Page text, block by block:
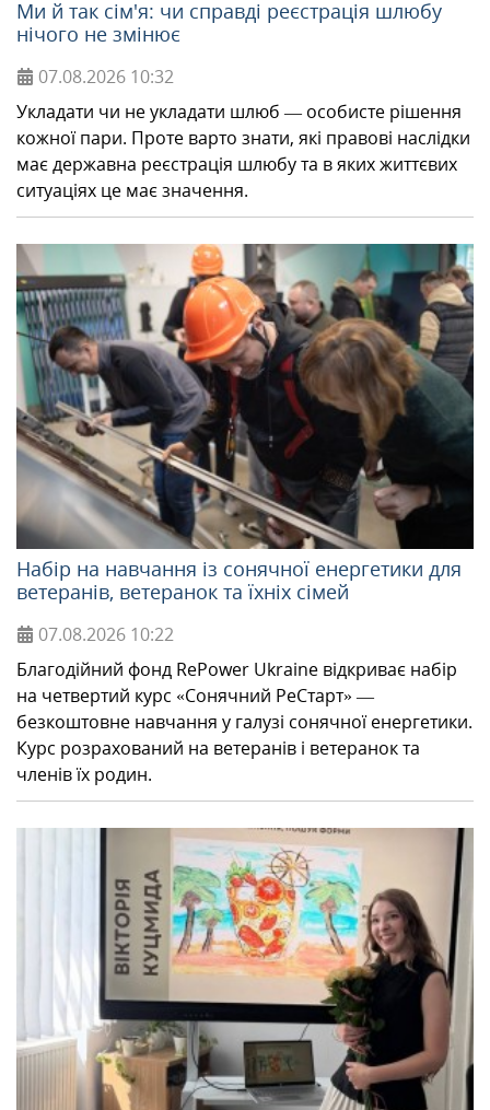
Ми й так сім'я: чи справді реєстрація шлюбу
нічого не змінює
07.08.2026 10:32
Укладати чи не укладати шлюб — особисте рішення
кожної пари. Проте варто знати, які правові наслідки
має державна реєстрація шлюбу та в яких життєвих
ситуаціях це має значення.
Набір на навчання із сонячної енергетики для
ветеранів, ветеранок та їхніх сімей
07.08.2026 10:22
Благодійний фонд RePower Ukraine відкриває набір
на четвертий курс «Сонячний РеСтарт» —
безкоштовне навчання у галузі сонячної енергетики.
Курс розрахований на ветеранів і ветеранок та
членів їх родин.